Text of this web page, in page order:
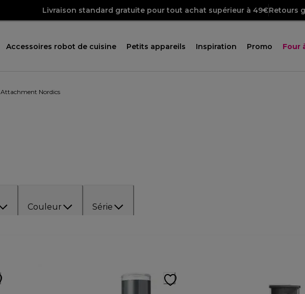
Livraison standard gratuite pour tout achat supérieur à 49€Retours
Accessoires robot de cuisine Petits appareils Inspiration Promo Four
Attachment Nordics
Couleur Série